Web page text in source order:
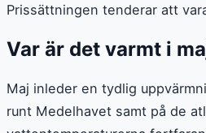
Prissättningen tenderar att
Var är det varmt i
Maj inleder en tydlig
runt Medelhavet samt på de